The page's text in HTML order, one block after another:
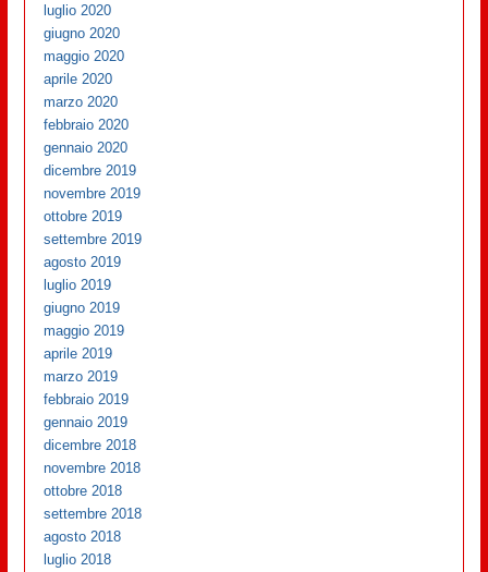
luglio 2020
giugno 2020
maggio 2020
aprile 2020
marzo 2020
febbraio 2020
gennaio 2020
dicembre 2019
novembre 2019
ottobre 2019
settembre 2019
agosto 2019
luglio 2019
giugno 2019
maggio 2019
aprile 2019
marzo 2019
febbraio 2019
gennaio 2019
dicembre 2018
novembre 2018
ottobre 2018
settembre 2018
agosto 2018
luglio 2018